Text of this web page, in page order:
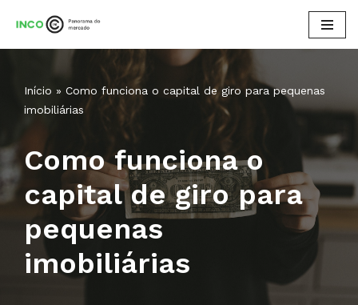
Início » Como funciona o capital de giro para pequenas
imobiliárias
Como funciona o
capital de giro para
pequenas
imobiliárias